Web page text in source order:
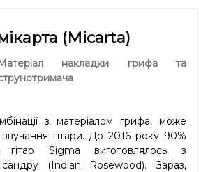
(Micarta)
накладки грифа та
з матеріалом грифа, може
звучання гітари. До 2016 року 90%
Sigma виготовлялось з
(Indian Rosewood). Зараз,